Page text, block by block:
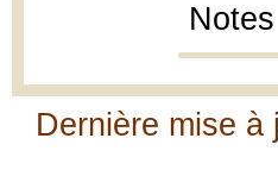
Dernière mise à